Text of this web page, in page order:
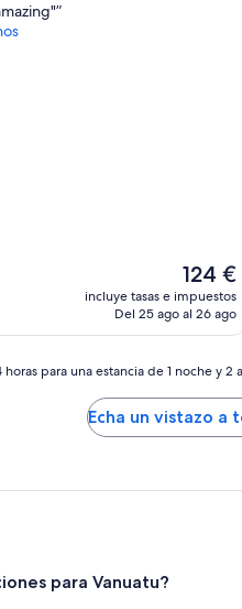
El
precio
actual
124 €
124 €
incluye tasas e impuestos
Del 25 ago al 26 ago
para una estancia de 1 noche
Echa un vistazo a
para Vanuatu?